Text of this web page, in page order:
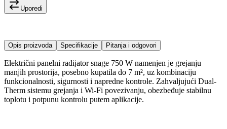
Uporedi
Opis proizvoda Specifikacije Pitanja i odgovori
Električni panelni radijator snage 750 W namenjen je grejanju
manjih prostorija, posebno kupatila do 7 m², uz kombinaciju
funkcionalnosti, sigurnosti i napredne kontrole. Zahvaljujući Dual-
Therm sistemu grejanja i Wi-Fi povezivanju, obezbeđuje stabilnu
toplotu i potpunu kontrolu putem aplikacije.